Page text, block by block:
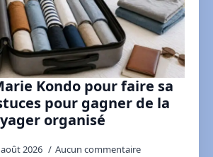
Kondo pour faire sa
pour gagner de la
organisé
2026 Aucun commentaire